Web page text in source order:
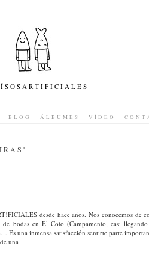
BLOG ÁLBUMES VÍDEO
'
desde hace años. Nos conocemos de
bodas en El Coto (Campamento, casi
Es una inmensa satisfacción sentirte parte
una